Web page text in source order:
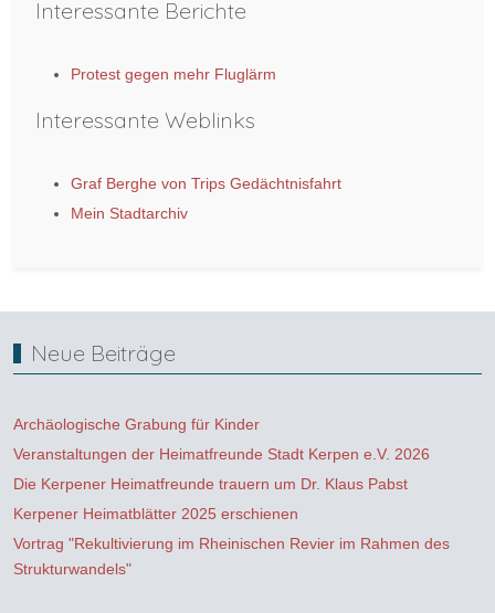
Interessante Berichte
Protest gegen mehr Fluglärm
Interessante Weblinks
Graf Berghe von Trips Gedächtnisfahrt
Mein Stadtarchiv
Neue Beiträge
Archäologische Grabung für Kinder
Veranstaltungen der Heimatfreunde Stadt Kerpen e.V. 2026
Die Kerpener Heimatfreunde trauern um Dr. Klaus Pabst
Kerpener Heimatblätter 2025 erschienen
Vortrag "Rekultivierung im Rheinischen Revier im Rahmen des
Strukturwandels"